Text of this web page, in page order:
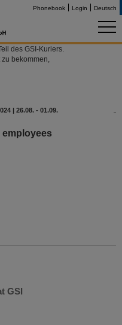
Phonebook Login Deutsch
des GSI-Kuriers.
bekommen,
| 26.08. - 01.09.
GSI